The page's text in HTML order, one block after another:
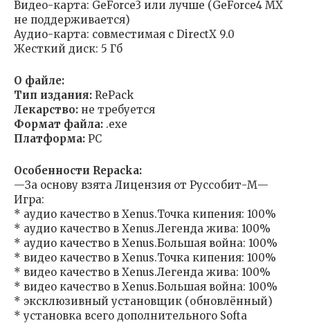
Видео-карта: GeForce3 или лучше (GeForce4 MX
не поддерживается)
Аудио-карта: совместимая с DirectX 9.0
Жесткий диск: 5 Гб
О файле:
Тип издания: RePack
Лекарство: не требуется
Формат файла: .exe
Платформа: PC
Особенности Repacka:
—За основу взята Лицензия от Руссобит-М—
Игра:
* аудио качество в Xenus.Точка кипения: 100%
* аудио качество в Xenus.Легенда жива: 100%
* аудио качество в Xenus.Большая война: 100%
* видео качество в Xenus.Точка кипения: 100%
* видео качество в Xenus.Легенда жива: 100%
* видео качество в Xenus.Большая война: 100%
* эксклюзивный установщик (обновлённый)
* установка всего дополнительного Softa